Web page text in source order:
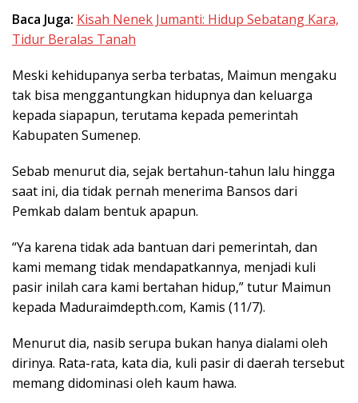
Baca Juga: Kisah Nenek Jumanti: Hidup Sebatang Kara,
Tidur Beralas Tanah
Meski kehidupanya serba terbatas, Maimun mengaku
tak bisa menggantungkan hidupnya dan keluarga
kepada siapapun, terutama kepada pemerintah
Kabupaten Sumenep.
Sebab menurut dia, sejak bertahun-tahun lalu hingga
saat ini, dia tidak pernah menerima Bansos dari
Pemkab dalam bentuk apapun.
“Ya karena tidak ada bantuan dari pemerintah, dan
kami memang tidak mendapatkannya, menjadi kuli
pasir inilah cara kami bertahan hidup,” tutur Maimun
kepada Maduraimdepth.com, Kamis (11/7).
Menurut dia, nasib serupa bukan hanya dialami oleh
dirinya. Rata-rata, kata dia, kuli pasir di daerah tersebut
memang didominasi oleh kaum hawa.